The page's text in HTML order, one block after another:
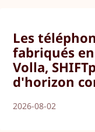
Les
fabriqués
Volla,
d'horizon
2026-08-02